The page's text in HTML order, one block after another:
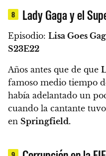
8 Lady Gaga y el
Episodio: Lisa Goes
S23E22
Años antes que de que
famoso medio tiempo
había adelantado un
cuando la cantante
en Springfield.